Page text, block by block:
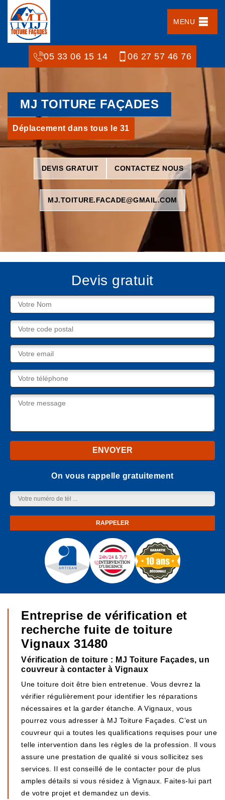
MENU
05 33 06 15 14 06 27 57 46 76
MJ TOITURE FAÇADES
Déplacement dans tous le 31
DEVIS GRATUIT CONTACTEZ NOUS
MJ.TOITURE.FACADE@GMAIL.COM
Devis gratuit
On vous rappelle gratuitement
Entreprise de vérification et
recherche fuite de toiture
Vignaux 31480
Vérification de toiture : MJ Toiture Façades, un
couvreur à contacter à Vignaux
Une toiture doit être bien entretenue. Vous devrez la
vérifier régulièrement pour identifier les réparations
nécessaires et la garder étanche. A Vignaux, vous
pourrez vous adresser à MJ Toiture Façades. C’est un
couvreur qui a toutes les qualifications requises pour une
telle intervention dans les règles de la profession. Il vous
assure une prestation de qualité si vous sollicitez ses
services. Il est conseillé de le contacter pour de plus
amples détails si vous résidez à Vignaux. Faites-lui part
de votre projet et demandez un devis.